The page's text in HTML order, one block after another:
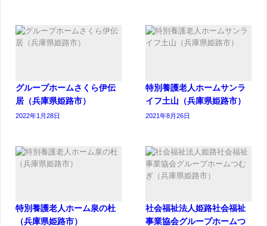
グループホームさくら伊伝
居（兵庫県姫路市）
2022年1月28日
特別養護老人ホームサンラ
イフ土山（兵庫県姫路市）
2021年8月26日
特別養護老人ホーム泉の杜
（兵庫県姫路市）
社会福祉法人姫路社会福祉
事業協会グループホームつ